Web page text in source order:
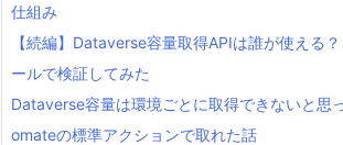
仕組み
【続編】Dataverse容量取得APIは誰が使える
ールで検証してみた
Dataverse容量は環境ごとに取得できないと思
omateの標準アクションで取れた話